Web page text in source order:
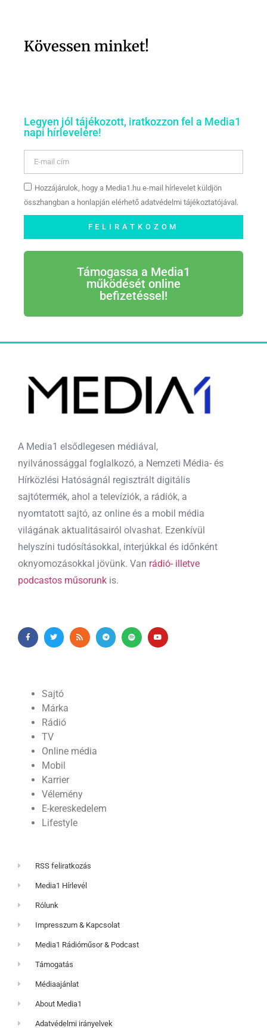
Kövessen minket!
Legyen jól tájékozott, iratkozzon fel a Media1
napi hírlevelére!
Hozzájárulok, hogy a Media1.hu e-mail hírlevelet küldjön
összhangban a honlapján elérhető adatvédelmi tájékoztatójával.
FELIRATKOZOM
Támogassa a Media1
működését online
befizetéssel!
A Media1 elsődlegesen médiával,
nyilvánossággal foglalkozó, a Nemzeti Média- és
Hírközlési Hatóságnál regisztrált digitális
sajtótermék, ahol a televíziók, a rádiók, a
nyomtatott sajtó, az online és a mobil média
világának aktualitásairól olvashat. Ezenkívül
helyszíni tudósításokkal, interjúkkal és időnként
oknyomozásokkal jövünk. Van rádió- illetve
podcastos műsorunk is.
Sajtó
Márka
Rádió
TV
Online média
Mobil
Karrier
Vélemény
E-kereskedelem
Lifestyle
RSS feliratkozás
Media1 Hírlevél
Rólunk
Impresszum & Kapcsolat
Media1 Rádióműsor & Podcast
Támogatás
Médiaajánlat
About Media1
Adatvédelmi irányelvek